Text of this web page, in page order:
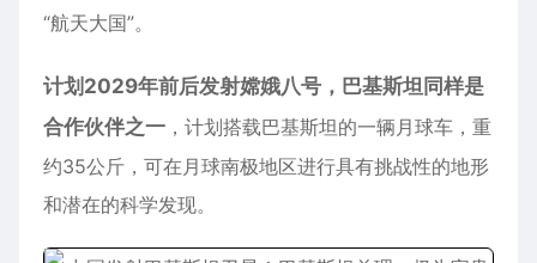
“航天大国”。
计划2029年前后发射嫦娥八号，巴基斯坦同样是
合作伙伴之一 ，计划搭载巴基斯坦的一辆月球车，重
约35公斤，可在月球南极地区进行具有挑战性的地形
和潜在的科学发现。